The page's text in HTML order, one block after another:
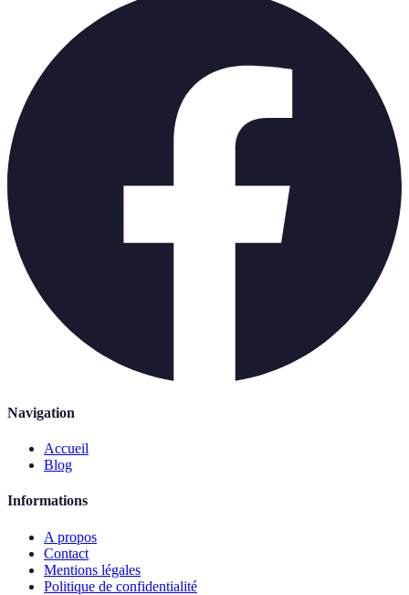
Navigation
Accueil
Blog
Informations
A propos
Contact
Mentions légales
Politique de confidentialité